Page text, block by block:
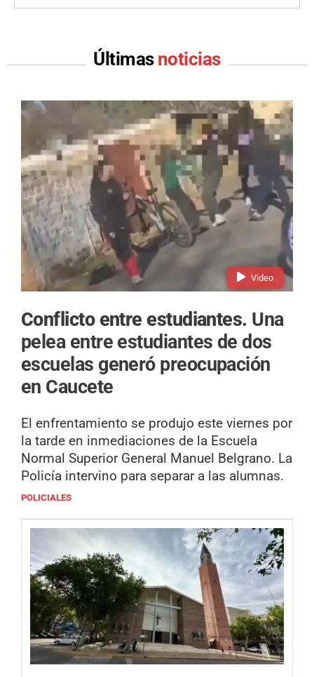
Últimas noticias
Video
Conflicto entre estudiantes. Una
pelea entre estudiantes de dos
escuelas generó preocupación
en Caucete
El enfrentamiento se produjo este viernes por
la tarde en inmediaciones de la Escuela
Normal Superior General Manuel Belgrano. La
Policía intervino para separar a las alumnas.
POLICIALES